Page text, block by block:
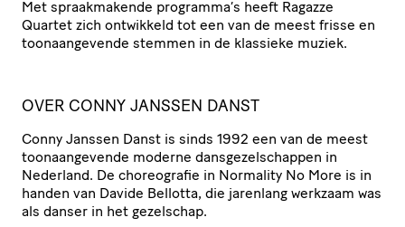
Met spraak­ma­kende programma’s heeft Ragazze
Quartet zich ontwikkeld tot een van de meest frisse en
toon­aan­ge­vende stemmen in de klassieke muziek.
OVER CONNY JANSSEN DANST
Conny Janssen Danst is sinds 1992 een van de meest
toon­aan­ge­vende moderne dans­ge­zel­schappen in
Nederland. De chore­o­grafie in Normality No More is in
handen van Davide Bellotta, die jarenlang werkzaam was
als danser in het gezelschap.